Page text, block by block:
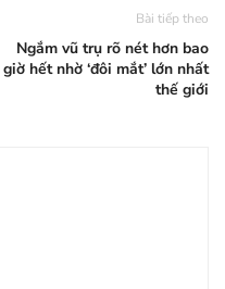
Bài tiếp theo
Ngắm vũ trụ rõ nét hơn bao
giờ hết nhờ ‘đôi mắt’ lớn nhất
thế giới